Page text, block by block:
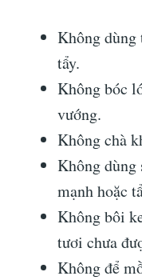
Không dùng
tẩy.
Không bóc
vướng.
Không chà
Không dùng
mạnh hoặc
Không bôi
tươi chưa
Không để